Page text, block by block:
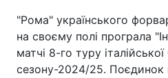
"Рома" українського
на своєму полі програла
матчі 8-го туру італійської
сезону-2024/25. Поєдинок